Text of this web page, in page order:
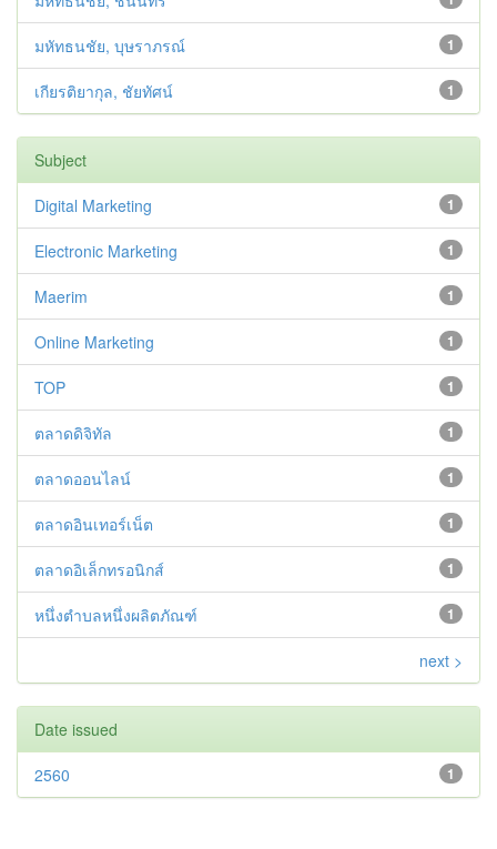
1
มหัทธนชัย, บุษราภรณ์
1
เกียรติยากุล, ชัยทัศน์
Subject
1
Digital Marketing
1
Electronic Marketing
1
Maerim
1
Online Marketing
1
TOP
1
ตลาดดิจิทัล
1
ตลาดออนไลน์
1
ตลาดอินเทอร์เน็ต
1
ตลาดอิเล็กทรอนิกส์
1
หนึ่งตำบลหนึ่งผลิตภัณฑ์
next >
Date issued
1
2560